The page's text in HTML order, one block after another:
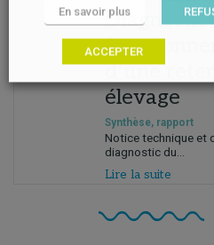
Diagnostic
d’une
élevage
Synthèse, rapport
Notice technique et
diagnostic du...
Lire la suite
En savoir plus
ACCEPTER